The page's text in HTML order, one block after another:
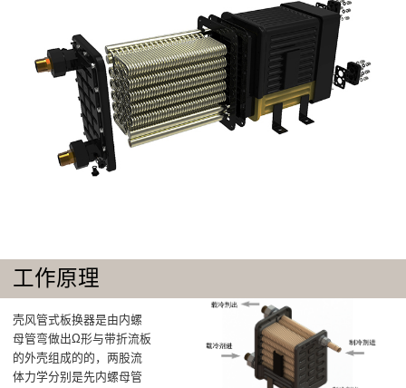
工作原理
壳风管式板换器是由内螺
母管弯做出Ω形与带折流板
的外壳组成的的，两股流
体力学分别是先内螺母管